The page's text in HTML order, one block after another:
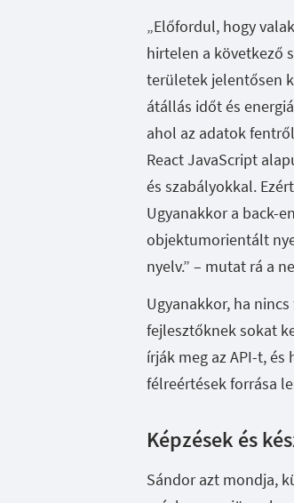
„Előfordul, hogy
hirtelen a következő
területek jelentősen
átállás időt és
ahol az adatok
React JavaScript
és szabályokkal.
Ugyanakkor a back-
objektumorientált
nyelv.” – mutat rá a
Ugyanakkor, ha
fejlesztőknek sokat
írják meg az API-t,
félreértések forrása
Képzések és
Sándor azt mondja,